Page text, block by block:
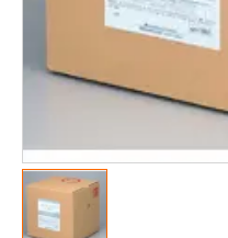
円から
円まで